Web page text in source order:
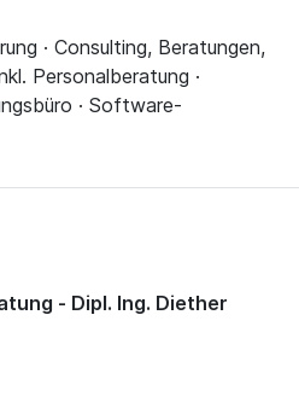
· Consulting, Beratungen,
Personalberatung ·
· Software-
- Dipl. Ing. Diether